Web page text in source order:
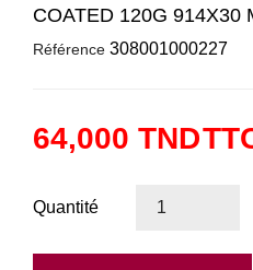
COATED 120G 914X30
Référence 308001000227
64,000 TND
Quantité